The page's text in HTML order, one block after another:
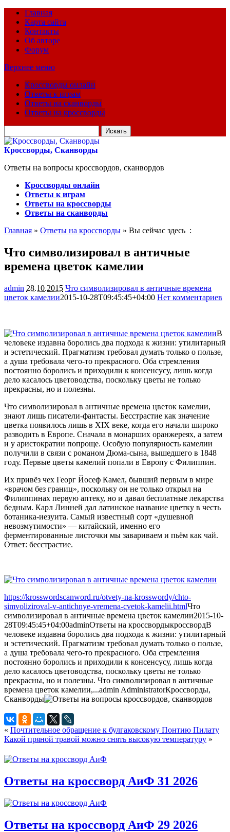
Главная
Карта сайта
Контакты
Об авторе
Форум
Верхнее меню
Кроссворды онлайн
Ответы к играм
Ответы на сканворды
Ответы на кроссворды
для:
Кроссворды, Сканворды
Ответы на вопросы кроссвордов, сканвордов
Кроссворды онлайн
Ответы к играм
Ответы на кроссворды
Ответы на сканворды
Главная » Ответы на кроссворды » Вы сейчас здесь :
Что символизировал в античные
времена цветок камелии
admin 28.10.2015 Что символизировал в античные времена
цветок камелии2015-10-28T09:45:45+04:00 Нет комментариев
В
человеке издавна боролись два подхода к жизни: утилитарный
и эстетический. Прагматизм требовал думать только о пользе,
а душа требовала чего-то прекрасного. Оба стремления
постоянно боролись и приходили к консенсусу, лишь когда
дело касалось цветоводства, поскольку цветы не только
прекрасны, но и полезны.
Что символизировал в античные времена цветок камелии,
знают лишь писатели-фантасты. Бесстрастие как значение
цветка появилось лишь в XIX веке, когда его начали широко
разводить в Европе. Сначала в монарших оранжереях, а затем
и у аристократии попроще. Особую популярность камелии
получили в связи с романом Дюма-сына, вышедшего в 1848
году. Первые цветы камелий попали в Европу с Филиппин.
Их привёз чех Георг Йосеф Камел, бывший первым в мире
«врачом без границ», поскольку он не только открыл на
Филиппинах первую аптеку, но и давал бесплатные лекарства
бедным. Карл Линней дал латинское название цветку в честь
ботаника-иезуита. Самый известный сорт «душевной
невозмутимости» — китайский, именно его
ферментированные листочки мы завариваем и пьём как чай.
Ответ: бесстрастие.
https://krosswordscanword.ru/otvety-na-krosswordy/chto-
simvoliziroval-v-antichnye-vremena-cvetok-kamelii.htmlЧто
символизировал в античные времена цветок камелии2015-10-
28T09:45:45+04:00adminОтветы на кроссвордыкроссвордВ
человеке издавна боролись два подхода к жизни: утилитарный
и эстетический. Прагматизм требовал думать только о пользе,
а душа требовала чего-то прекрасного. Оба стремления
постоянно боролись и приходили к консенсусу, лишь когда
дело касалось цветоводства, поскольку цветы не только
прекрасны, но и полезны. Что символизировал в античные
времена цветок камелии,...admin AdministratorКроссворды,
Сканворды
« Почтительное обращение к булгаковскому Понтию Пилату
Какой пряной травой можно снять высокую температуру »
Ответы на кроссворд АиФ 31 2026
Ответы на кроссворд АиФ 29 2026